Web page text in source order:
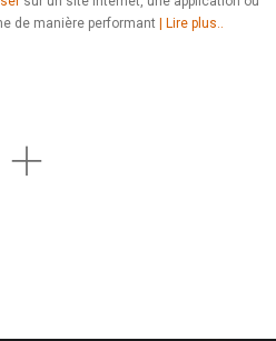
de manière performant
| Lire plus..